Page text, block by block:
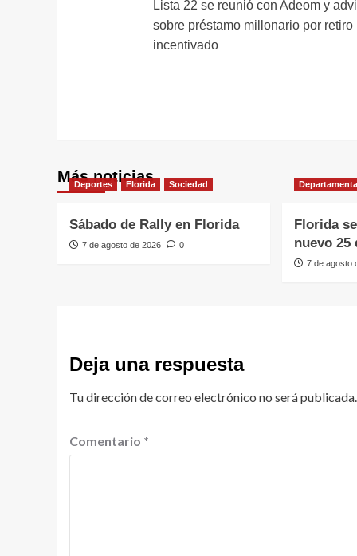
de
entradas
Lista 22 se reunió con Adeom y
sobre préstamo millonario por retiro
incentivado
Más noticias
Deportes Florida Sociedad
Sábado de Rally en Florida
7 de agosto de 2026 0
Florida
nuevo 25
7 de agosto
Deja una respuesta
Tu dirección de correo electrónico no será publicada.
Comentario *